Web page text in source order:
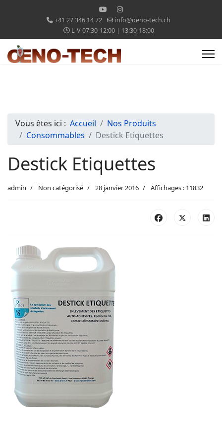
+41 27 346 14 72
info@oeno-tech.ch
L-V 07:30-12:00 | 13:30-18:00
Vous êtes ici : Accueil
Nos Produits
Consommables
Destick Etiquettes
Destick Etiquettes
admin Non catégorisé 28 janvier 2016 Affichages : 11832